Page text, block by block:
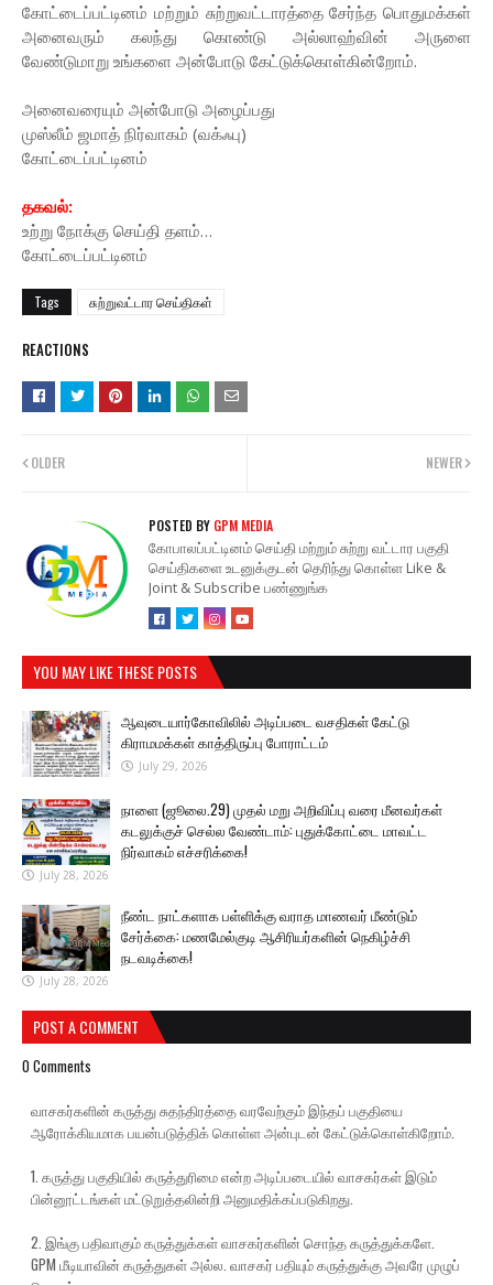
கோட்டைப்பட்டினம் மற்றும் சுற்றுவட்டாரத்தை சேர்ந்த பொதுமக்கள்
அனைவரும் கலந்து கொண்டு அல்லாஹ்வின் அருளை
வேண்டுமாறு உங்களை அன்போடு கேட்டுக்கொள்கின்றோம்.
அனைவரையும் அன்போடு அழைப்பது
முஸ்லீம் ஜமாத் நிர்வாகம் (வக்ஃபு)
கோட்டைப்பட்டினம்
தகவல்:
உற்று நோக்கு செய்தி தளம்…
கோட்டைப்பட்டினம்
Tags சுற்றுவட்டார செய்திகள்
REACTIONS
NEWER
OLDER
POSTED BY GPM MEDIA
கோபாலப்பட்டினம் செய்தி மற்றும் சுற்று வட்டார பகுதி
செய்திகளை உடனுக்குடன் தெரிந்து கொள்ள Like &
Joint & Subscribe பண்ணுங்க
YOU MAY LIKE THESE POSTS
ஆவுடையார்கோவிலில் அடிப்படை வசதிகள் கேட்டு
கிராமமக்கள் காத்திருப்பு போராட்டம்
July 29, 2026
நாளை (ஜூலை.29) முதல் மறு அறிவிப்பு வரை மீனவர்கள்
கடலுக்குச் செல்ல வேண்டாம்: புதுக்கோட்டை மாவட்ட
நிர்வாகம் எச்சரிக்கை!
July 28, 2026
நீண்ட நாட்களாக பள்ளிக்கு வராத மாணவர் மீண்டும்
சேர்க்கை: மணமேல்குடி ஆசிரியர்களின் நெகிழ்ச்சி
நடவடிக்கை!
July 28, 2026
POST A COMMENT
0 Comments
வாசகர்களின் கருத்து சுதந்திரத்தை வரவேற்கும் இந்தப் பகுதியை
ஆரோக்கியமாக பயன்படுத்திக் கொள்ள அன்புடன் கேட்டுக்கொள்கிறோம்.
1. கருத்து பகுதியில் கருத்துரிமை என்ற அடிப்படையில் வாசகர்கள் இடும்
பின்னூட்டங்கள் மட்டுறுத்தலின்றி அனுமதிக்கப்படுகிறது.
2. இங்கு பதிவாகும் கருத்துக்கள் வாசகர்களின் சொந்த கருத்துக்களே.
GPM மீடியாவின் கருத்துகள் அல்ல. வாசகர் பதியும் கருத்துக்கு அவரே முழுப்